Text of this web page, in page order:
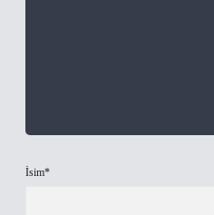
İsim*